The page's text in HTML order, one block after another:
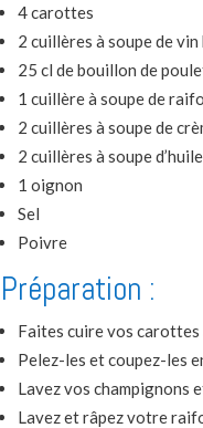
4 carottes
2 cuillères à soupe de vin
25 cl de bouillon de
1 cuillère à soupe de
2 cuillères à soupe de
2 cuillères à soupe
1 oignon
Sel
Poivre
Préparation :
Faites cuire vos carottes
Pelez-les et coupez-les
Lavez vos champignons
Lavez et râpez votre